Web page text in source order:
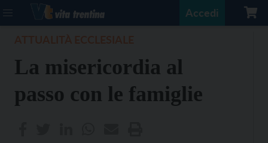
Accedi
La misericordia al
passo con le famiglie